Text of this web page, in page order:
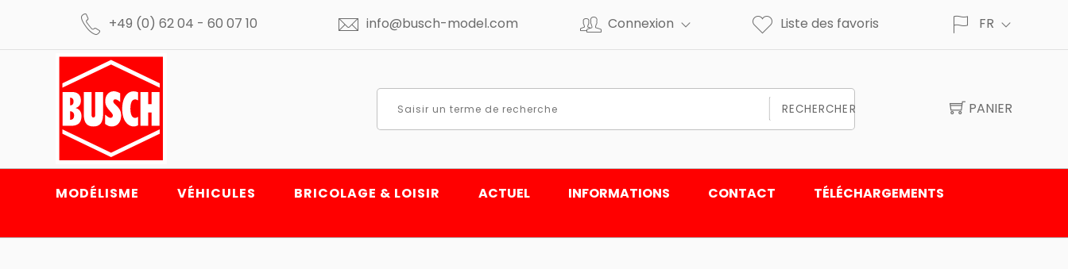
+49 (0) 62 04 - 60 07 10 info@busch-model.com Connexion Liste des favoris FR
RECHERCHER PANIER
MODÉLISME VÉHICULES BRICOLAGE & LOISIR ACTUEL INFORMATIONS CONTACT TÉLÉCHARGEMENTS